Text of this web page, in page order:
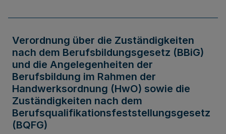
Verordnung über die Zuständigkeiten
nach dem Berufsbildungsgesetz (BBiG)
und die Angelegenheiten der
Berufsbildung im Rahmen der
Handwerksordnung (HwO) sowie die
Zuständigkeiten nach dem
Berufsqualifikationsfeststellungsgesetz
(BQFG)